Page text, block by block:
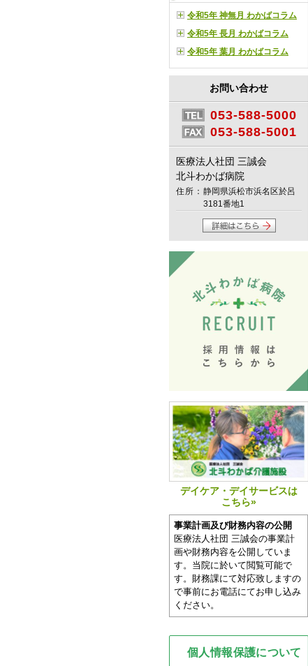
令和5年 神無月 わかばコラム
令和5年 長月 わかばコラム
令和5年 葉月 わかばコラム
お問い合わせ
053-588-5000
053-588-5001
医療法人社団 三誠会
北斗わかば病院
住所： 静岡県浜松市浜名区於呂
3181番地1
デイケア・デイサービスは
こちら»
事業計画及び財務内容の公開
医療法人社団 三誠会の事業計
画や財務内容を公開していま
す。当院に於いて閲覧可能で
す。財務課にて対応致しますの
で事前にお電話にてお申し込み
ください。
個人情報保護について